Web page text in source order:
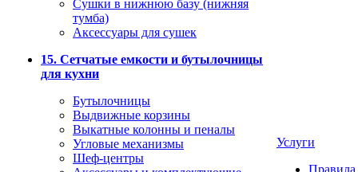
Сушки в нижнюю базу (нижняя
тумба)
Аксессуары для сушек
15. Сетчатые емкости и бутылочницы
для кухни
Бутылочницы
Выдвижные корзины
Выкатные колонны и пеналы
Угловые механизмы
Шеф-центры
Услуги
Правила